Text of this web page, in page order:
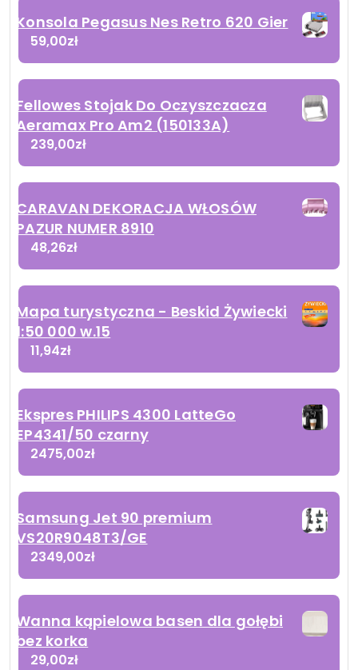
Konsola Pegasus Nes Retro 620 Gier
59,00zł
Fellowes Stojak Do Oczyszczacza
Aeramax Pro Am2 (150133A)
239,00zł
CARAVAN DEKORACJA WŁOSÓW
PAZUR NUMER 8910
48,26zł
Mapa turystyczna - Beskid Żywiecki
1:50 000 w.15
11,94zł
Ekspres PHILIPS 4300 LatteGo
EP4341/50 czarny
2475,00zł
Samsung Jet 90 premium
VS20R9048T3/GE
2349,00zł
Wanna kąpielowa basen dla gołębi
bez korka
29,00zł